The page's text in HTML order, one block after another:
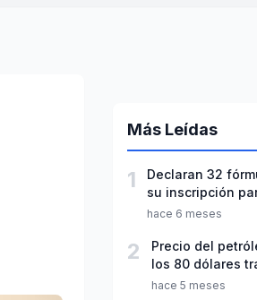
Más Leídas
1
Declaran 32
su inscripción
hace 6 meses
2
Precio del
los 80 dólares
hace 5 meses